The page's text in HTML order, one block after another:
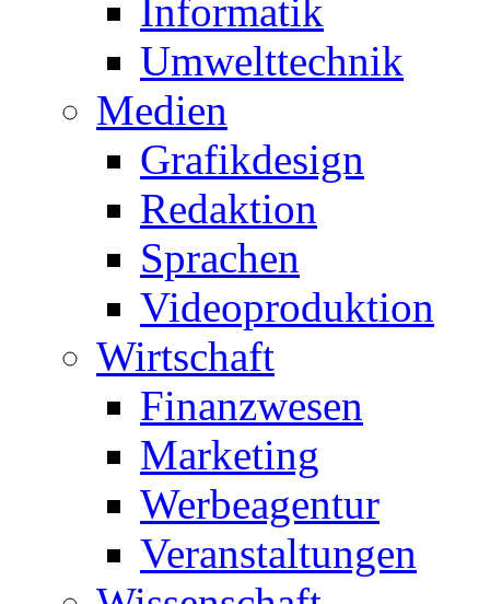
Informatik
Umwelttechnik
Medien
Grafikdesign
Redaktion
Sprachen
Videoproduktion
Wirtschaft
Finanzwesen
Marketing
Werbeagentur
Veranstaltungen